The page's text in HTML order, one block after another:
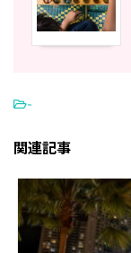
-
関連記事